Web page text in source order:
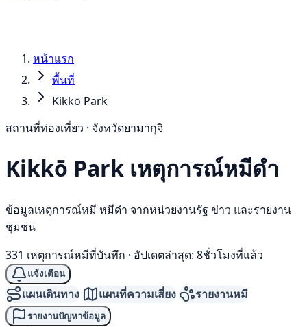
หน้าแรก
พื้นที่
Kikkō Park
สถานที่ท่องเที่ยว · จังหวัดยามากุจิ
Kikkō Park เหตุการณ์หมีดำ
ข้อมูลเหตุการณ์หมี หมีดำ จากหน่วยงานรัฐ ข่าว และรายงาน
ชุมชน
331 เหตุการณ์หมีที่บันทึก · อัปเดตล่าสุด: 8ชั่วโมงที่แล้ว
แจ้งเตือน
แผนเดินทาง แผนที่ความเสี่ยง รายงานหมี
รายงานปัญหาข้อมูล